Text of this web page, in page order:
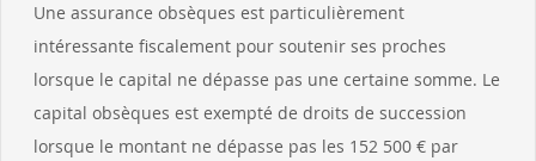
Une assurance obsèques est particulièrement
intéressante fiscalement pour soutenir ses proches
lorsque le capital ne dépasse pas une certaine somme. Le
capital obsèques est exempté de droits de succession
lorsque le montant ne dépasse pas les 152 500 € par